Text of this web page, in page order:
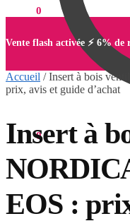
0,00 € 0
0
Vente flash activée ⚡ 6%
Accueil /Insert à bois
prix, avis et guide d’achat
Insert à
EOS :